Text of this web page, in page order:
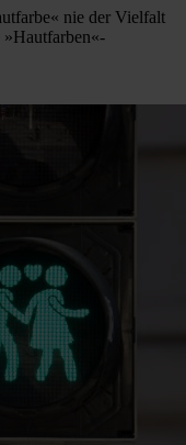
nie der Vielfalt
»Hautfarben«-